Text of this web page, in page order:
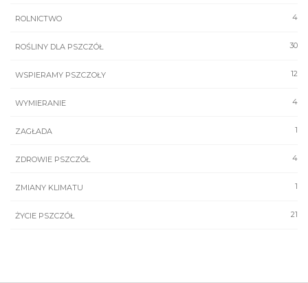
4
ROLNICTWO
30
ROŚLINY DLA PSZCZÓŁ
12
WSPIERAMY PSZCZOŁY
4
WYMIERANIE
1
ZAGŁADA
4
ZDROWIE PSZCZÓŁ
1
ZMIANY KLIMATU
21
ŻYCIE PSZCZÓŁ